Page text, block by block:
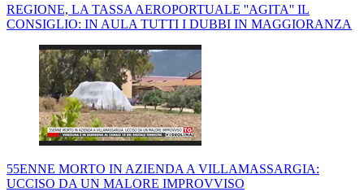
REGIONE, LA TASSA AEROPORTUALE ''AGITA'' IL
CONSIGLIO: IN AULA TUTTI I DUBBI IN MAGGIORANZA
55ENNE MORTO IN AZIENDA A VILLAMASSARGIA:
UCCISO DA UN MALORE IMPROVVISO